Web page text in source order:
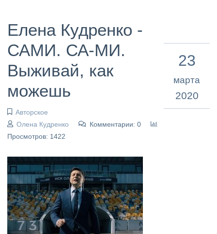
Елена Кудренко -
САМИ. СА-МИ.
Выживай, как
можешь
Авторское
Олена Кудренко
Комментарии: 0
Просмотров: 1422
23
марта
2020